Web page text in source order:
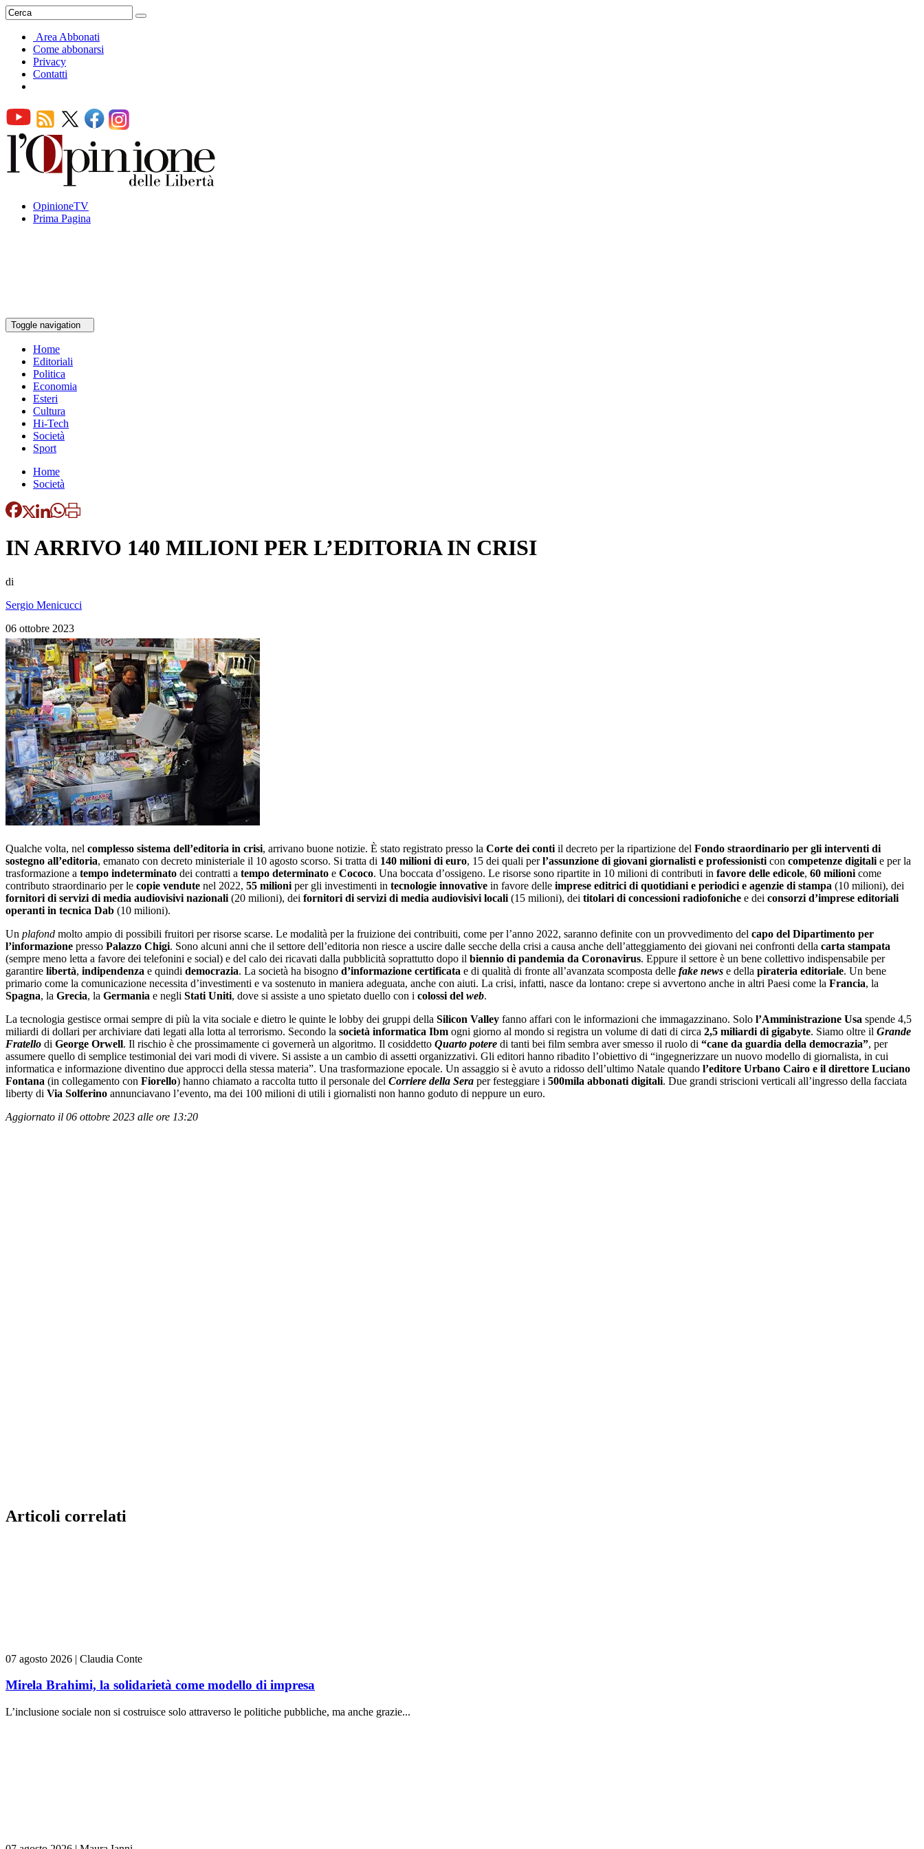
Area Abbonati
Come abbonarsi
Privacy
Contatti
OpinioneTV
Prima Pagina
Toggle navigation
Home
Editoriali
Politica
Economia
Esteri
Cultura
Hi-Tech
Società
Sport
Home
Società
IN ARRIVO 140 MILIONI PER L’EDITORIA IN CRISI
di
Sergio Menicucci
06 ottobre 2023
Qualche volta, nel complesso sistema dell’editoria in crisi, arrivano buone notizie. È stato registrato presso la Corte dei conti il decreto per la ripartizione del Fondo straordinario per gli interventi di
sostegno all’editoria, emanato con decreto ministeriale il 10 agosto scorso. Si tratta di 140 milioni di euro, 15 dei quali perl’assunzione di giovani giornalisti e professionisti con competenze digitali e per la
trasformazione a tempo indeterminato dei contratti a tempo determinato e Cococo. Una boccata d’ossigeno. Le risorse sono ripartite in 10 milioni di contributi in favore delle edicole, 60 milioni come
contributo straordinario per le copie vendute nel 2022, 55 milioni per gli investimenti in tecnologie innovative in favore delle imprese editrici di quotidiani e periodici e agenzie di stampa (10 milioni), dei
fornitori di servizi di media audiovisivi nazionali (20 milioni), dei fornitori di servizi di media audiovisivi locali (15 milioni), dei titolari di concessioni radiofoniche e dei consorzi d’imprese editoriali
operanti in tecnica Dab (10 milioni).
Un plafond molto ampio di possibili fruitori per risorse scarse. Le modalità per la fruizione dei contribuiti, come per l’anno 2022, saranno definite con un provvedimento del capo del Dipartimento per
l’informazione presso Palazzo Chigi. Sono alcuni anni che il settore dell’editoria non riesce a uscire dalle secche della crisi a causa anche dell’atteggiamento dei giovani nei confronti della carta stampata
(sempre meno letta a favore dei telefonini e social) e del calo dei ricavati dalla pubblicità soprattutto dopo il biennio di pandemia da Coronavirus. Eppure il settore è un bene collettivo indispensabile per
garantire libertà, indipendenza e quindi democrazia. La società ha bisogno d’informazione certificata e di qualità di fronte all’avanzata scomposta delle fake news e della pirateria editoriale. Un bene
primario come la comunicazione necessita d’investimenti e va sostenuto in maniera adeguata, anche con aiuti. La crisi, infatti, nasce da lontano: crepe si avvertono anche in altri Paesi come la Francia, la
Spagna, la Grecia, la Germania e negli Stati Uniti, dove si assiste a uno spietato duello con i colossi del web.
La tecnologia gestisce ormai sempre di più la vita sociale e dietro le quinte le lobby dei gruppi della Silicon Valley fanno affari con le informazioni che immagazzinano. Solo l’Amministrazione Usa spende 4,5
miliardi di dollari per archiviare dati legati alla lotta al terrorismo. Secondo la società informatica Ibm ogni giorno al mondo si registra un volume di dati di circa 2,5 miliardi di gigabyte. Siamo oltre il Grande
Fratello di George Orwell. Il rischio è che prossimamente ci governerà un algoritmo. Il cosiddetto Quarto potere di tanti bei film sembra aver smesso il ruolo di “cane da guardia della democrazia”, per
assumere quello di semplice testimonial dei vari modi di vivere. Si assiste a un cambio di assetti organizzativi. Gli editori hanno ribadito l’obiettivo di “ingegnerizzare un nuovo modello di giornalista, in cui
informatica e informazione diventino due approcci della stessa materia”. Una trasformazione epocale. Un assaggio si è avuto a ridosso dell’ultimo Natale quando l’editore Urbano Cairo e il direttore Luciano
Fontana (in collegamento con Fiorello) hanno chiamato a raccolta tutto il personale del Corriere della Sera per festeggiare i 500mila abbonati digitali. Due grandi striscioni verticali all’ingresso della facciata
liberty di Via Solferino annunciavano l’evento, ma dei 100 milioni di utili i giornalisti non hanno goduto di neppure un euro.
Aggiornato il 06 ottobre 2023 alle ore 13:20
Articoli correlati
07 agosto 2026 | Claudia Conte
Mirela Brahimi, la solidarietà come modello di impresa
L’inclusione sociale non si costruisce solo attraverso le politiche pubbliche, ma anche grazie...